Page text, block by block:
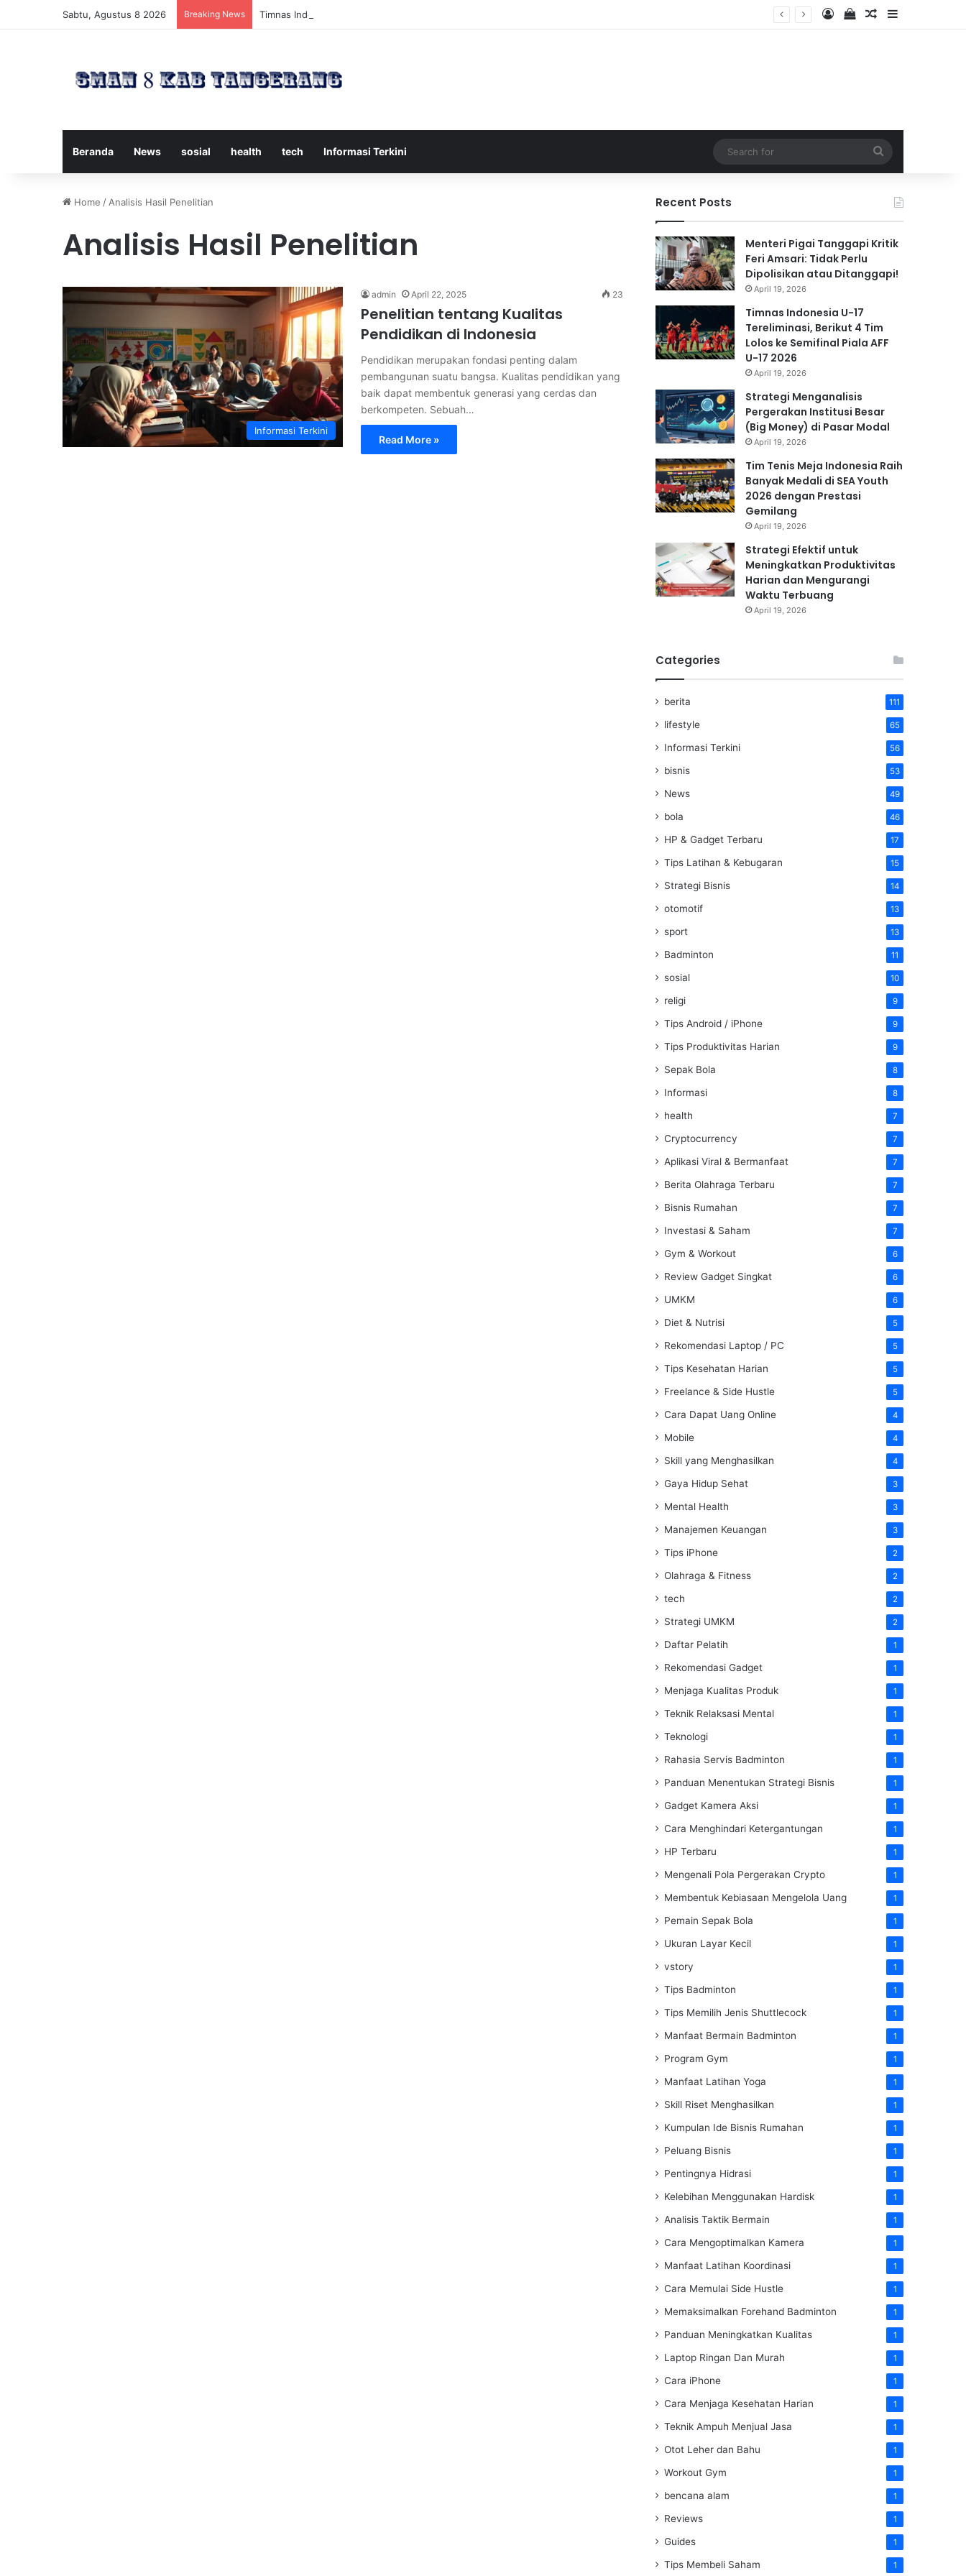
Sabtu, Agustus 8 2026 Breaking News Timnas Indonesia U-17 Tereliminasi, Berikut 4 Tim Lolos ke Semifinal Piala AFF U-17 2026 Log InView your
Random Article
Sidebar
Beranda News sosial health tech Informasi Terkini
for
Home / Analisis Hasil Penelitian
Analisis Hasil Penelitian
Informasi Terkini
admin April 22, 2025 23
Penelitian tentang Kualitas
Pendidikan di Indonesia
Pendidikan merupakan fondasi penting dalam
pembangunan suatu bangsa. Kualitas pendidikan yang
baik dapat membentuk generasi yang cerdas dan
berkompeten. Sebuah…
Read More »
Recent Posts
Menteri Pigai Tanggapi Kritik
Feri Amsari: Tidak Perlu
Dipolisikan atau Ditanggapi!
April 19, 2026
Timnas Indonesia U-17
Tereliminasi, Berikut 4 Tim
Lolos ke Semifinal Piala AFF
U-17 2026
April 19, 2026
Strategi Menganalisis
Pergerakan Institusi Besar
(Big Money) di Pasar Modal
April 19, 2026
Tim Tenis Meja Indonesia Raih
Banyak Medali di SEA Youth
2026 dengan Prestasi
Gemilang
April 19, 2026
Strategi Efektif untuk
Meningkatkan Produktivitas
Harian dan Mengurangi
Waktu Terbuang
April 19, 2026
Categories
berita 111
lifestyle 65
Informasi Terkini 56
bisnis 53
News 49
bola 46
HP & Gadget Terbaru 17
Tips Latihan & Kebugaran 15
Strategi Bisnis 14
otomotif 13
sport 13
Badminton 11
sosial 10
religi 9
Tips Android / iPhone 9
Tips Produktivitas Harian 9
Sepak Bola 8
Informasi 8
health 7
Cryptocurrency 7
Aplikasi Viral & Bermanfaat 7
Berita Olahraga Terbaru 7
Bisnis Rumahan 7
Investasi & Saham 7
Gym & Workout 6
Review Gadget Singkat 6
UMKM 6
Diet & Nutrisi 5
Rekomendasi Laptop / PC 5
Tips Kesehatan Harian 5
Freelance & Side Hustle 5
Cara Dapat Uang Online 4
Mobile 4
Skill yang Menghasilkan 4
Gaya Hidup Sehat 3
Mental Health 3
Manajemen Keuangan 3
Tips iPhone 2
Olahraga & Fitness 2
tech 2
Strategi UMKM 2
Daftar Pelatih 1
Rekomendasi Gadget 1
Menjaga Kualitas Produk 1
Teknik Relaksasi Mental 1
Teknologi 1
Rahasia Servis Badminton 1
Panduan Menentukan Strategi Bisnis 1
Gadget Kamera Aksi 1
Cara Menghindari Ketergantungan 1
HP Terbaru 1
Mengenali Pola Pergerakan Crypto 1
Membentuk Kebiasaan Mengelola Uang 1
Pemain Sepak Bola 1
Ukuran Layar Kecil 1
vstory 1
Tips Badminton 1
Tips Memilih Jenis Shuttlecock 1
Manfaat Bermain Badminton 1
Program Gym 1
Manfaat Latihan Yoga 1
Skill Riset Menghasilkan 1
Kumpulan Ide Bisnis Rumahan 1
Peluang Bisnis 1
Pentingnya Hidrasi 1
Kelebihan Menggunakan Hardisk 1
Analisis Taktik Bermain 1
Cara Mengoptimalkan Kamera 1
Manfaat Latihan Koordinasi 1
Cara Memulai Side Hustle 1
Memaksimalkan Forehand Badminton 1
Panduan Meningkatkan Kualitas 1
Laptop Ringan Dan Murah 1
Cara iPhone 1
Cara Menjaga Kesehatan Harian 1
Teknik Ampuh Menjual Jasa 1
Otot Leher dan Bahu 1
Workout Gym 1
bencana alam 1
Reviews 1
Guides 1
Tips Membeli Saham 1